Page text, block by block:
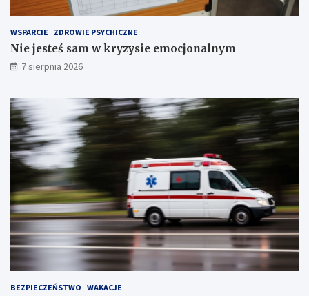
c
h
S
w
ó
w
!
WSPARCIE ZDROWIE PSYCHICZNE
Nie jesteś sam w kryzysie emocjonalnym
7 sierpnia 2026
BEZPIECZEŃSTWO WAKACJE